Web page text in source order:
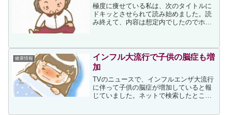
極度に痩せている私は、次のタイトルに
ドキッとさせられて読み始めました。読
み終えて、内容は想定内でしたのでホッ
者でどのくらい肥満の人がいるのかとい
うと、国民健康・栄養調査...
健康情報
インフル大流行で子供の脳症も増
加
TVのニュースで、インフルエンザ大流行
に伴って子供の脳症が増加していると報
じていました。ネットで検索したとこ